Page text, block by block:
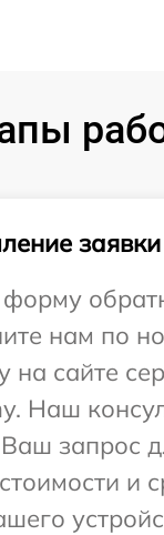
заявки
нам по
на сайте
Наш
Ваш запрос
и